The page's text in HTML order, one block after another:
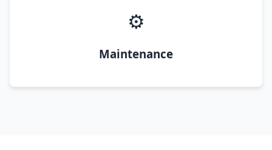
⚙️
Maintenance